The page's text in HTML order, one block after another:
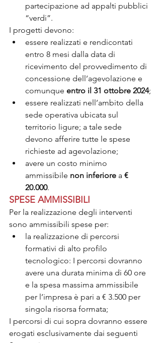
partecipazione ad appalti pubblici
“verdi”.
I progetti devono:
essere realizzati e rendicontati
entro 8 mesi dalla data di
ricevimento del provvedimento di
concessione dell’agevolazione e
comunque entro il 31 ottobre 2024;
essere realizzati nell’ambito della
sede operativa ubicata sul
territorio ligure; a tale sede
devono afferire tutte le spese
richieste ad agevolazione;
avere un costo minimo
ammissibile non inferiore a €
20.000.
SPESE AMMISSIBILI
Per la realizzazione degli interventi
sono ammissibili spese per:
la realizzazione di percorsi
formativi di alto profilo
tecnologico: I percorsi dovranno
avere una durata minima di 60 ore
e la spesa massima ammissibile
per l’impresa è pari a € 3.500 per
singola risorsa formata;
I percorsi di cui sopra dovranno essere
erogati esclusivamente dai seguenti